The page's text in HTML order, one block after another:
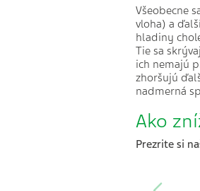
Všeobecne
vloha) a
hladiny
Tie sa
ich nemajú
zhoršujú
nadmerná
Ako
Prezrite si